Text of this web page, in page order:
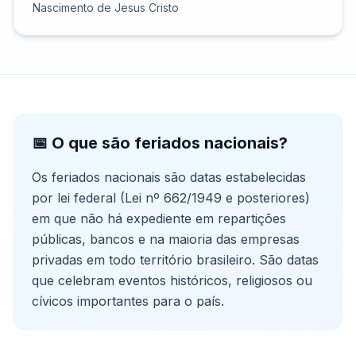
Nascimento de Jesus Cristo
📅 O que são feriados nacionais?
Os feriados nacionais são datas estabelecidas
por lei federal (Lei nº 662/1949 e posteriores)
em que não há expediente em repartições
públicas, bancos e na maioria das empresas
privadas em todo território brasileiro. São datas
que celebram eventos históricos, religiosos ou
cívicos importantes para o país.